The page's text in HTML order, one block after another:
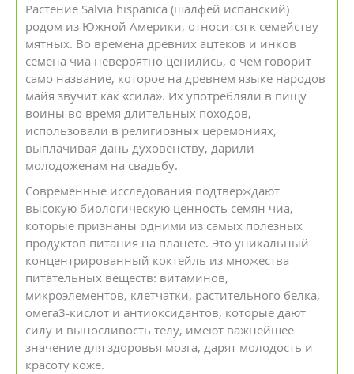
Растение Salvia hispanica (шалфей испанский)
родом из Южной Америки, относится к семейству
мятных. Во времена древних ацтеков и инков
семена чиа невероятно ценились, о чем говорит
само название, которое на древнем языке народов
майя звучит как «сила». Их употребляли в пищу
воины во время длительных походов,
использовали в религиозных церемониях,
выплачивая дань духовенству, дарили
молодоженам на свадьбу.
Современные исследования подтверждают
высокую биологическую ценность семян чиа,
которые признаны одними из самых полезных
продуктов питания на планете. Это уникальный
концентрированный коктейль из множества
питательных веществ: витаминов,
микроэлементов, клетчатки, растительного белка,
омега3-кислот и антиоксидантов, которые дают
силу и выносливость телу, имеют важнейшее
значение для здоровья мозга, дарят молодость и
красоту коже.